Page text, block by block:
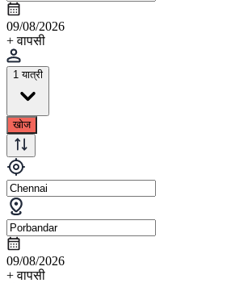
09/08/2026
+ वापसी
1 यात्री
खोज
09/08/2026
+ वापसी